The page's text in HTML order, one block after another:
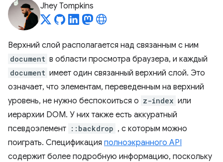
Jhey Tompkins
Верхний слой располагается над связанным с ним
document в области просмотра браузера, и каждый
document имеет один связанный верхний слой. Это
означает, что элементам, переведенным на верхний
уровень, не нужно беспокоиться о z-index или
иерархии DOM. У них также есть аккуратный
псевдоэлемент ::backdrop , с которым можно
поиграть. Спецификация полноэкранного API
содержит более подробную информацию, поскольку